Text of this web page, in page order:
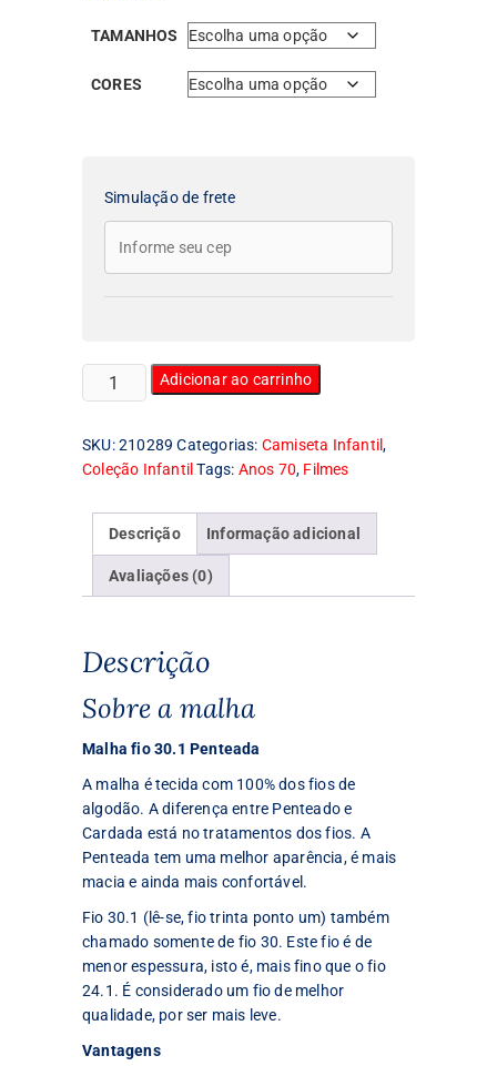
TAMANHOS
CORES
Simulação de frete
Camiseta
Infantil
Corleone
quantidade
Adicionar ao carrinho
SKU:210289 Categorias: Camiseta Infantil,
Coleção Infantil Tags: Anos 70, Filmes
Descrição Informação adicional
Avaliações (0)
Descrição
Sobre a malha
Malha fio 30.1 Penteada
A malha é tecida com 100% dos fios de
algodão. A diferença entre Penteado e
Cardada está no tratamentos dos fios. A
Penteada tem uma melhor aparência, é mais
macia e ainda mais confortável.
Fio 30.1 (lê-se, fio trinta ponto um) também
chamado somente de fio 30. Este fio é de
menor espessura, isto é, mais fino que o fio
24.1. É considerado um fio de melhor
qualidade, por ser mais leve.
Vantagens